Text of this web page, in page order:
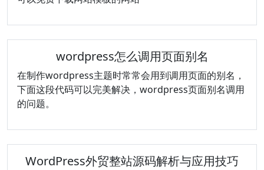
也
能
轻
松
秘
诀
wordpress怎么调用页面别名
在制作wordpress主题时常常会用到调用页面的别名，
下面这段代码可以完美解决，wordpress页面别名调用
的问题。
WordPress外贸整站源码解析与应用技巧